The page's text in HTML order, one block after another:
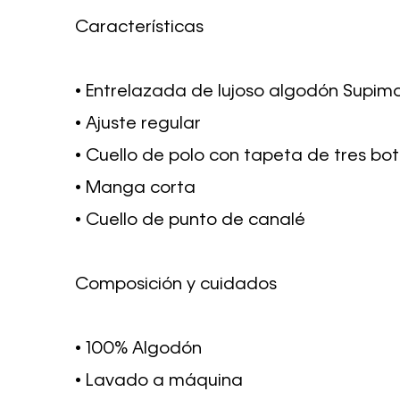
Características
• Entrelazada de lujoso algodón
• Ajuste regular
• Cuello de polo con tapeta de tres
• Manga corta
• Cuello de punto de canalé
Composición y cuidados
• 100% Algodón
• Lavado a máquina